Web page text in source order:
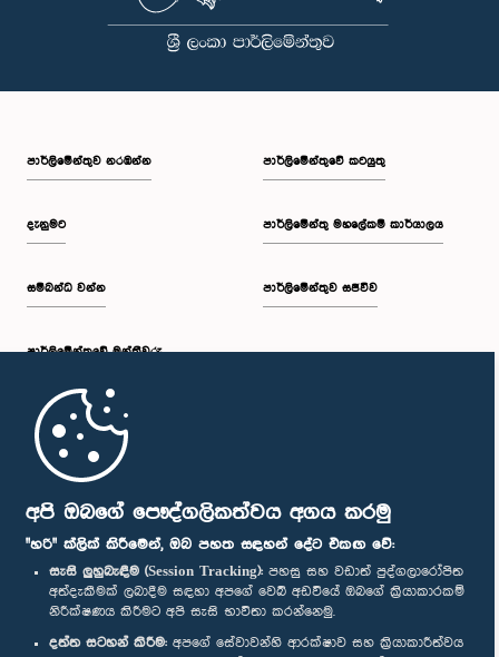
අපි ඔබගේ පෞද්ගලිකත්වය අගය කරමු
"හරි" ක්ලික් කිරීමෙන්, ඔබ පහත සඳහන් දේට එකඟ වේ:
සැසි ලුහුබැඳීම (Session Tracking): පහසු සහ වඩාත් පුද්ගලාරෝපිත
අත්දැකීමක් ලබාදීම සඳහා අපගේ වෙබ් අඩවියේ ඔබගේ ක්‍රියාකාරකම්
නිරීක්ෂණය කිරීමට අපි සැසි භාවිතා කරන්නෙමු.
දත්ත සටහන් කිරීම: අපගේ සේවාවන්හි ආරක්ෂාව සහ ක්‍රියාකාරීත්වය
පාර්ලි‌මේන්තුව නරඹන්න
දැනුමට
සම්බන්ධ වන්න
පාර්ලි‌මේන්තුවේ මන්ත්‍රීවරු
මුල් පිටුව
පාර්ලිමේන්තුවේ කටයුතු
පාර්ලිමේන්තු මහලේකම් කාර්යාලය
පාර්ලිමේන්තුව සජීවීව
පාර්ලිමේන්තු ජංගම යෙදුම
අප හා සම්බන්ධ වී සිටින්න :